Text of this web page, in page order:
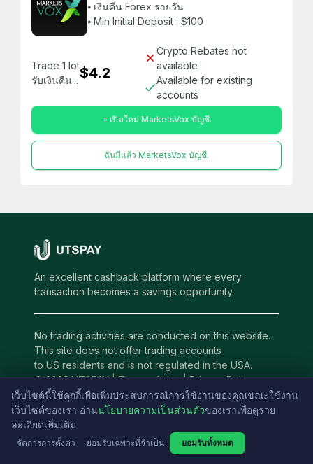
⦁ เงินคืน Forex รายวัน
⦁ Min Initial Deposit : $100
Trade 1 lot
รับเงินคืน...$4.2
Crypto Rebates not
available
Available for existing
accounts
+ เปิดใหม่ MarketsVox บัญชี.
ฉันมีแล้ว MarketsVox บัญชี.
An excellent cashback platform where every
transaction becomes a savings opportunity.
No trading activities are conducted on this website.
This site does not offer trading accounts
to US residents and is not regulated in the USA.
© 2025 UTSPAY |Terms of Use|Privacy Policy
This site is protected by reCAPTCHA and the
Google Privacy Policy and Terms of Service apply.
Contact Us
เว็บไซต์นี้ใช้คุกกี้เพื่อเพิ่มประสบการณ์การใช้งานของคุณขณะใช้งาน
เว็บไซต์ของเรา อ่านนโยบายความเป็นส่วนตัวของเราเพื่อดูราย
ละเอียดเพิ่มเติม
จัดการการตั้งค่า ยอมรับเฉพาะที่จำเป็น ยอมรับทั้งหมด